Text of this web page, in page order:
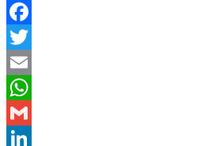
Facebook
Twitter
Email
WhatsApp
Gmail